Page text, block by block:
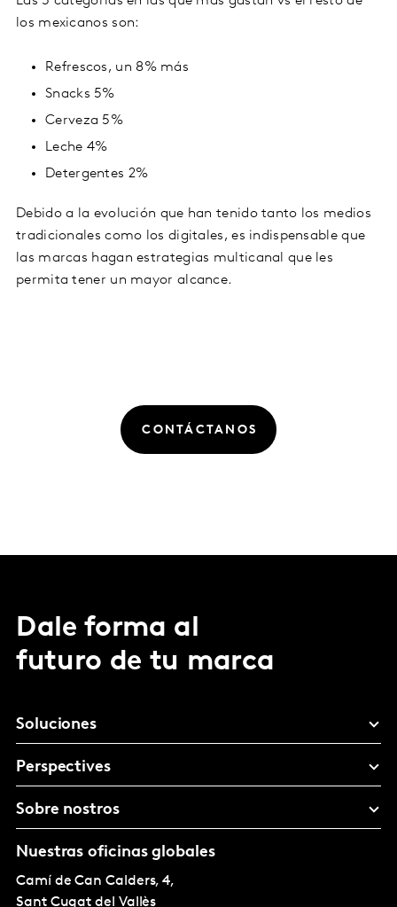
los mexicanos son:
Refrescos, un 8% más
Snacks 5%
Cerveza 5%
Leche 4%
Detergentes 2%
Debido a la evolución que han tenido tanto los medios
tradicionales como los digitales, es indispensable que
las marcas hagan estrategias multicanal que les
permita tener un mayor alcance.
CONTÁCTANOS
Dale forma al
futuro de tu marca
Soluciones
Perspectives
Sobre nostros
Nuestras oficinas globales
Camí de Can Calders, 4,
Sant Cugat del Vallès